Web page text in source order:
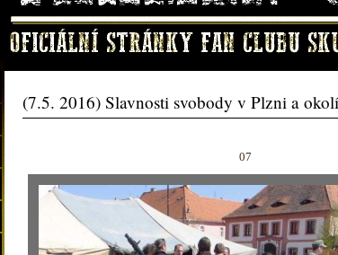
(7.5. 2016) Slavnosti svobody v Plzni a okolí
07